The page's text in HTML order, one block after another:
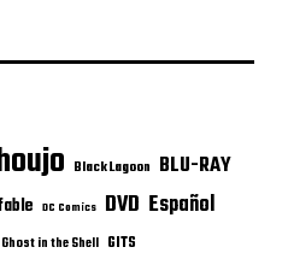
Black Lagoon BLU-RAY
DC Comics DVD Español
Ghost in the Shell GITS